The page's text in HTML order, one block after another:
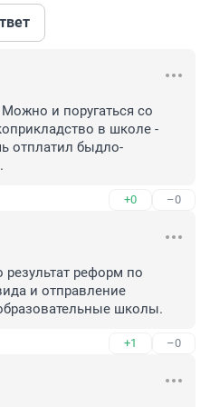
и поругаться со
в школе -
отплатил быдло-
+0 –0
реформ по
и отправление
школы.
+1 –0